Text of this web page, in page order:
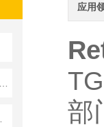
应用
部